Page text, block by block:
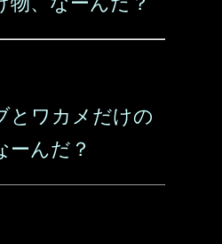
とワカメだけの
ーんだ？